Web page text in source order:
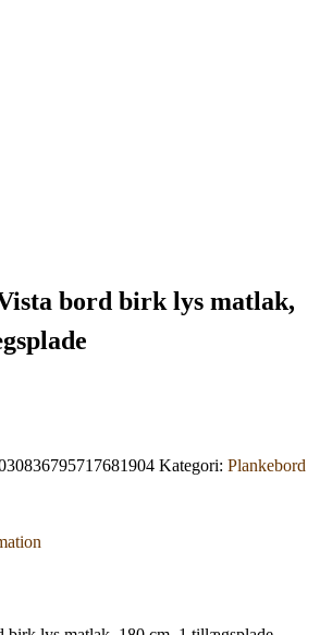
bord birk lys matlak,
Kategori: Plankebord